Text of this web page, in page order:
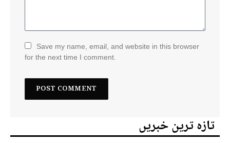
Save my name, email, and website in this browser
for the next time I comment.
تازہ ترین خبریں